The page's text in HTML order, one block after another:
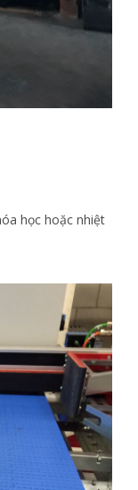
học hoặc nhiệt